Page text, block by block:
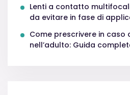
Lenti a contatto
da evitare in fase di
Come prescrivere in caso
nell’adulto: Guida